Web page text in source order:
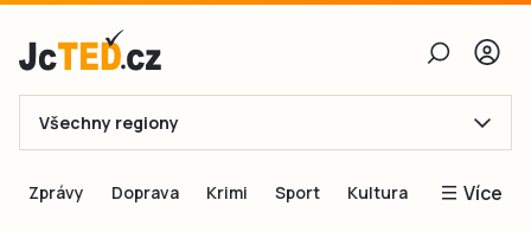
E-mail
Všechny regiony
Zprávy Doprava Krimi Sport Kultura Více